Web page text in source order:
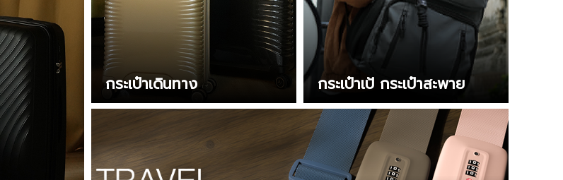
กระเป๋าเดินทาง กระเป๋าเป้ กระเป๋าสะพาย